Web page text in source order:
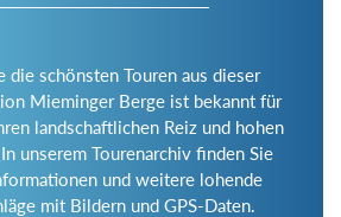
die schönsten Touren aus dieser
Mieminger Berge ist bekannt für
landschaftlichen Reiz und hohen
unserem Tourenarchiv finden Sie
und weitere lohende
mit Bildern und GPS-Daten.